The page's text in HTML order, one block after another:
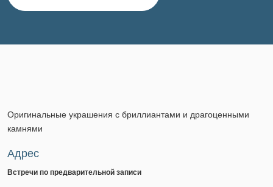
Оригинальные украшения с бриллиантами и драгоценными
камнями
Адрес
Встречи по предварительной записи